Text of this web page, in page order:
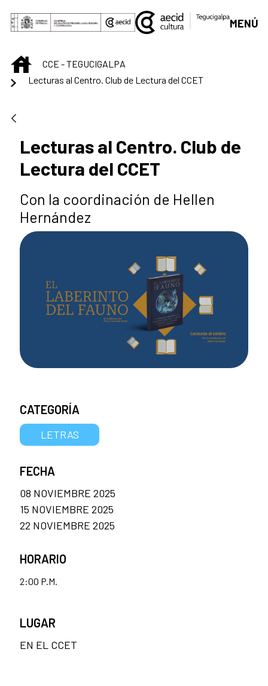
Saltar al contenido principal
MENÚ
INICIOCCE - TEGUCIGALPA
Lecturas al Centro. Club de Lectura del CCET
Lecturas al Centro. Club de
Lectura del CCET
Con la coordinación de Hellen
Hernández
CATEGORÍA
LETRAS
FECHA
08 NOVIEMBRE 2025
15 NOVIEMBRE 2025
22 NOVIEMBRE 2025
HORARIO
2:00 P.M.
LUGAR
EN EL CCET